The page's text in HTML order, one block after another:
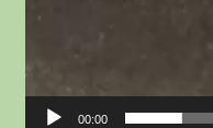
00:00